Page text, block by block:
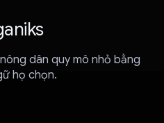
dân quy mô nhỏ bằng
họ chọn.